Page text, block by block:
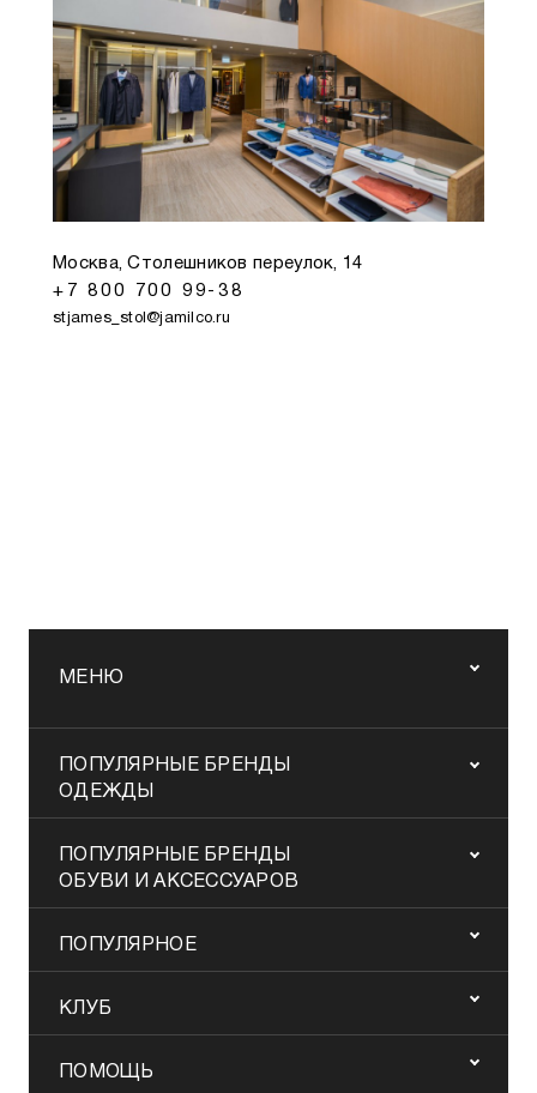
Москва, Столешников переулок, 14
+7 800 700 99-38
stjames_stol@jamilco.ru
МЕНЮ
ПОПУЛЯРНЫЕ БРЕНДЫ
ОДЕЖДЫ
ПОПУЛЯРНЫЕ БРЕНДЫ
ОБУВИ И АКСЕССУАРОВ
ПОПУЛЯРНОЕ
КЛУБ
ПОМОЩЬ